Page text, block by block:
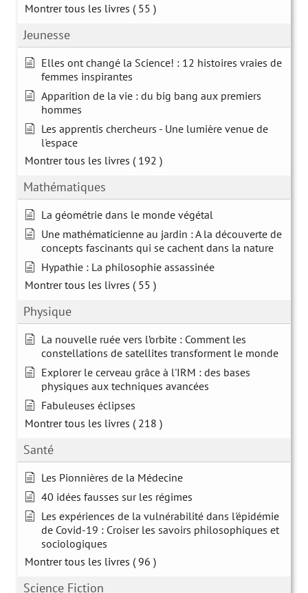
Montrer tous les livres ( 55 )
Jeunesse
Elles ont changé la Science! : 12 histoires vraies de
femmes inspirantes
Apparition de la vie : du big bang aux premiers
hommes
Les apprentis chercheurs - Une lumière venue de
l'espace
Montrer tous les livres ( 192 )
Mathématiques
La géométrie dans le monde végétal
Une mathématicienne au jardin : A la découverte de
concepts fascinants qui se cachent dans la nature
Hypathie : La philosophie assassinée
Montrer tous les livres ( 55 )
Physique
La nouvelle ruée vers l’orbite : Comment les
constellations de satellites transforment le monde
Explorer le cerveau grâce à l'IRM : des bases
physiques aux techniques avancées
Fabuleuses éclipses
Montrer tous les livres ( 218 )
Santé
Les Pionnières de la Médecine
40 idées fausses sur les régimes
Les expériences de la vulnérabilité dans l'épidémie
de Covid-19 : Croiser les savoirs philosophiques et
sociologiques
Montrer tous les livres ( 96 )
Science Fiction